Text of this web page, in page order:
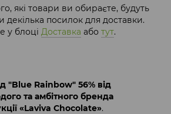
які товари ви обираєте, будуть
декілька посилок для доставки.
у блоці Доставка або тут.
"Blue Rainbow" 56% від
та амбітного бренда
«Laviva Chocolate».